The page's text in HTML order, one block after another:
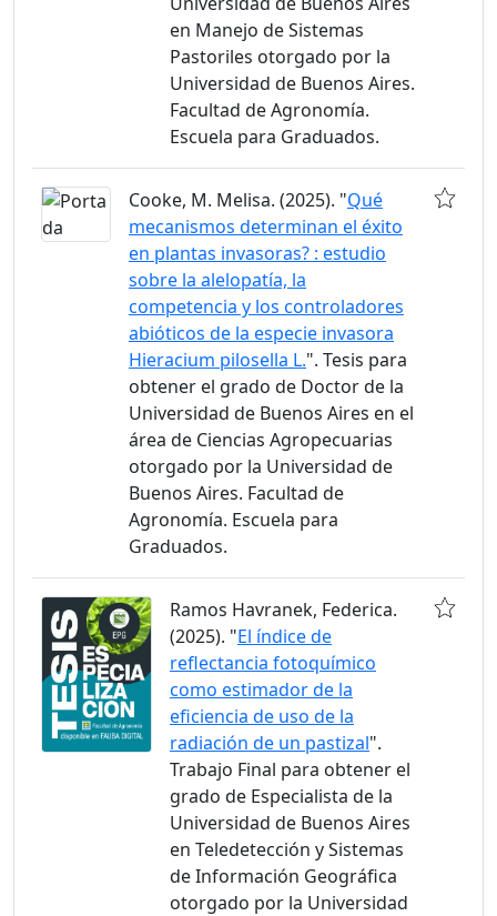
en Manejo de Sistemas
Pastoriles otorgado por la
Universidad de Buenos Aires.
Facultad de Agronomía.
Escuela para Graduados.
Cooke, M. Melisa. (2025). "Qué
mecanismos determinan el éxito
en plantas invasoras? : estudio
sobre la alelopatía, la
competencia y los controladores
abióticos de la especie invasora
Hieracium pilosella L.". Tesis para
obtener el grado de Doctor de la
Universidad de Buenos Aires en el
área de Ciencias Agropecuarias
otorgado por la Universidad de
Buenos Aires. Facultad de
Agronomía. Escuela para
Graduados.
Ramos Havranek, Federica.
(2025). "El índice de
reflectancia fotoquímico
como estimador de la
eficiencia de uso de la
radiación de un pastizal".
Trabajo Final para obtener el
grado de Especialista de la
Universidad de Buenos Aires
en Teledetección y Sistemas
de Información Geográfica
otorgado por la Universidad